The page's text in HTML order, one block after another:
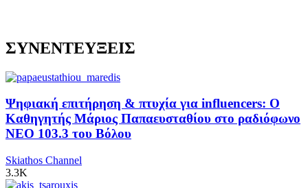
ΣΥΝΕΝΤΕΥΞΕΙΣ
Ψηφιακή επιτήρηση & πτυχία για influencers: Ο
Καθηγητής Μάριος Παπαευσταθίου στο ραδιόφωνο
NEO 103.3 του Βόλου
Skiathos Channel
3.3K